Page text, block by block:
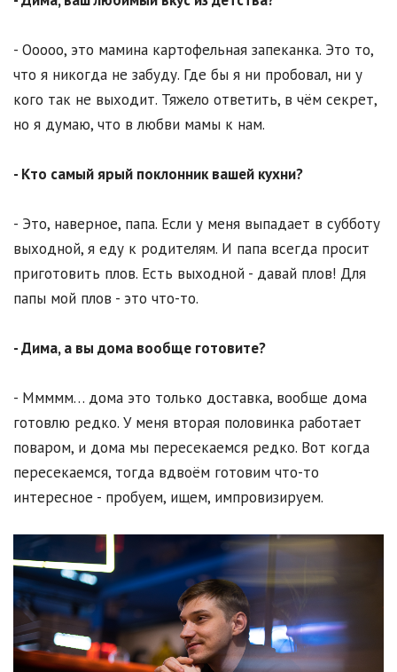
- Ооооо, это мамина картофельная запеканка. Это то,
что я никогда не забуду. Где бы я ни пробовал, ни у
кого так не выходит. Тяжело ответить, в чём секрет,
но я думаю, что в любви мамы к нам.
- Кто самый ярый поклонник вашей кухни?
- Это, наверное, папа. Если у меня выпадает в субботу
выходной, я еду к родителям. И папа всегда просит
приготовить плов. Есть выходной - давай плов! Для
папы мой плов - это что-то.
- Дима, а вы дома вообще готовите?
- Ммммм… дома это только доставка, вообще дома
готовлю редко. У меня вторая половинка работает
поваром, и дома мы пересекаемся редко. Вот когда
пересекаемся, тогда вдвоём готовим что-то
интересное - пробуем, ищем, импровизируем.